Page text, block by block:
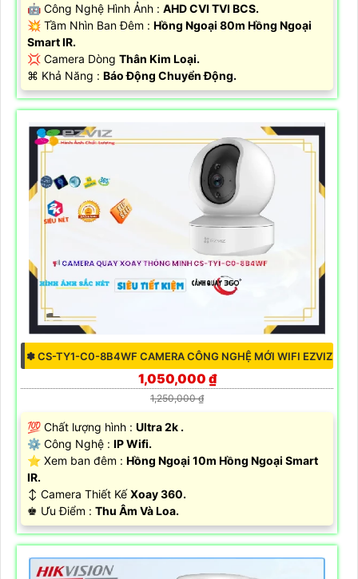
🤖️ Công Nghệ Hình Ảnh : AHD CVI TVI BCS.
💥 Tầm Nhìn Ban Đêm : Hồng Ngoại 80m Hồng Ngoại
Smart IR.
💢 Camera Dòng Thân Kim Loại.
️⌘ Khả Năng : Báo Động Chuyển Động.
✽ CS-TY1-C0-8B4WF CAMERA CÔNG NGHỆ MỚI WIFI EZVIZ
1,050,000 ₫
1,250,000 ₫
💯 Chất lượng hình : Ultra 2k .
⚙ Công Nghệ : IP Wifi.
⭐ Xem ban đêm : Hồng Ngoại 10m Hồng Ngoại Smart
IR.
↕️ Camera Thiết KếXoay 360.
️♚ Ưu Điểm : Thu Âm Và Loa.